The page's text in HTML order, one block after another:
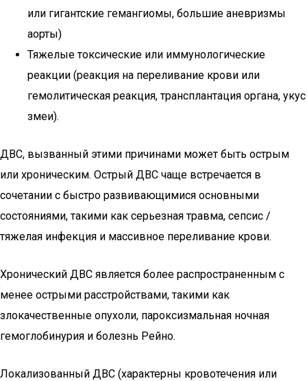
или гигантские гемангиомы, большие аневризмы
аорты)
Тяжелые токсические или иммунологические
реакции (реакция на переливание крови или
гемолитическая реакция, трансплантация органа, укус
змеи).
ДВС, вызванный этими причинами может быть острым
или хроническим. Острый ДВС чаще встречается в
сочетании с быстро развивающимися основными
состояниями, такими как серьезная травма, сепсис /
тяжелая инфекция и массивное переливание крови.
Хронический ДВС является более распространенным с
менее острыми расстройствами, такими как
злокачественные опухоли, пароксизмальная ночная
гемоглобинурия и болезнь Рейно.
Локализованный ДВС (характерны кровотечения или